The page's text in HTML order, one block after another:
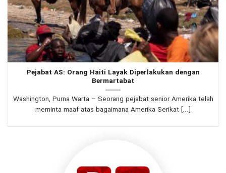
Pejabat AS: Orang Haiti Layak Diperlakukan dengan
Bermartabat
Washington, Purna Warta – Seorang pejabat senior Amerika telah
meminta maaf atas bagaimana Amerika Serikat [...]